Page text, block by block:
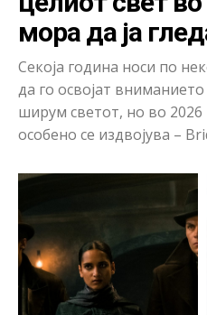
мора да ја
Секоја година носи по
да го освојат
ширум светот, но во
особено се издвојува –